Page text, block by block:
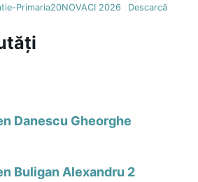
Primaria20NOVACI 2026 Descarcă
Danescu Gheorghe
Buligan Alexandru 2